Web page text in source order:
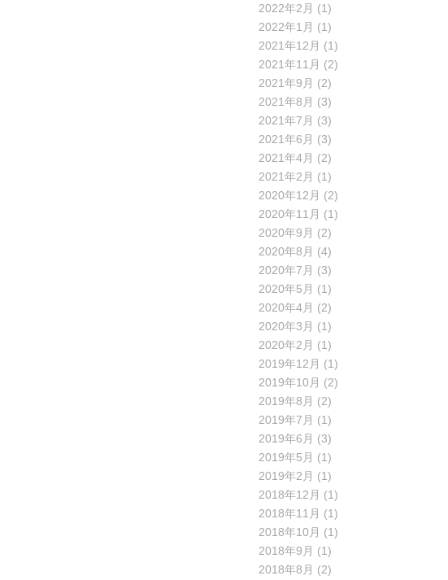
2022年2月 (1)
2022年1月 (1)
2021年12月 (1)
2021年11月 (2)
2021年9月 (2)
2021年8月 (3)
2021年7月 (3)
2021年6月 (3)
2021年4月 (2)
2021年2月 (1)
2020年12月 (2)
2020年11月 (1)
2020年9月 (2)
2020年8月 (4)
2020年7月 (3)
2020年5月 (1)
2020年4月 (2)
2020年3月 (1)
2020年2月 (1)
2019年12月 (1)
2019年10月 (2)
2019年8月 (2)
2019年7月 (1)
2019年6月 (3)
2019年5月 (1)
2019年2月 (1)
2018年12月 (1)
2018年11月 (1)
2018年10月 (1)
2018年9月 (1)
2018年8月 (2)